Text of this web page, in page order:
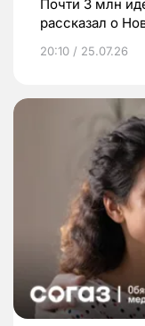
Почти 3 млн
рассказал о
20:10 / 25.07.26